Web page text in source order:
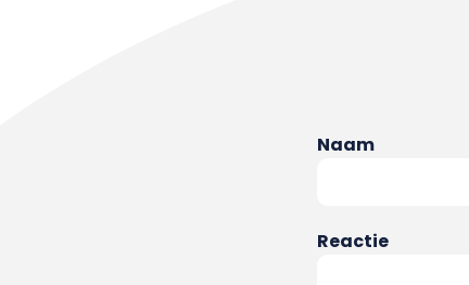
Naam
Reactie